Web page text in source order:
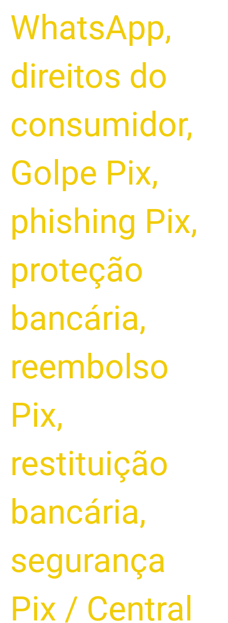
WhatsApp,
direitos do
consumidor,
Golpe Pix,
phishing Pix,
proteção
bancária,
reembolso
Pix,
restituição
bancária,
segurança
Pix / Central